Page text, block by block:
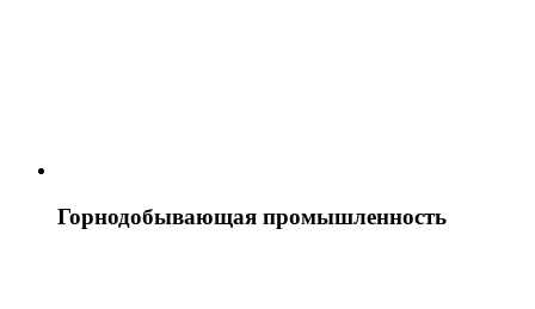
Горнодобывающая промышленность